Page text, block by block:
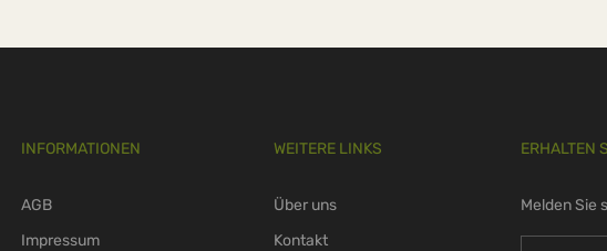
INFORMATIONEN
AGB
Impressum
WEITERE LINKS
Über uns
Kontakt
ERHALTEN
Melden Sie